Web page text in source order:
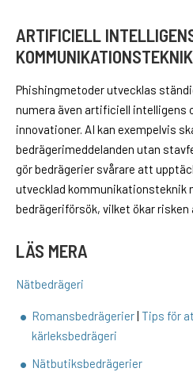
ARTIFICIELL
Phishingmetoder utvecklas
numera även artificiell intelligens
innovationer. AI kan exempelvis
bedrägerimeddelanden utan
gör bedrägerier svårare att
utvecklad kommunikationsteknik
bedrägeriförsök, vilket ökar
LÄS MERA
Nätbedrägeri
Romansbedrägerier Tips för
kärleksbedrägeri
Nätbutiksbedrägerier